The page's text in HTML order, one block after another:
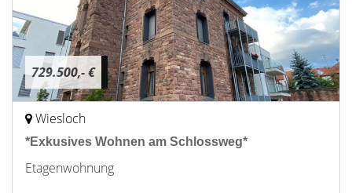
729.500,- €
Wiesloch
*Exkusives Wohnen am Schlossweg*
Etagenwohnung